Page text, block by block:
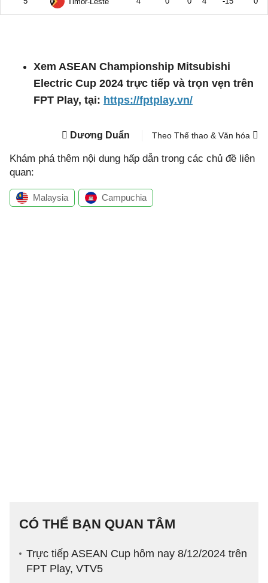
Xem ASEAN Championship Mitsubishi
Electric Cup 2024 trực tiếp và trọn vẹn trên
FPT Play, tại: https://fptplay.vn/
Dương Duẩn Theo Thể thao & Văn hóa
Khám phá thêm nội dung hấp dẫn trong các chủ đề liên
quan:
Malaysia Campuchia
CÓ THỂ BẠN QUAN TÂM
Trực tiếp ASEAN Cup hôm nay 8/12/2024 trên
FPT Play, VTV5